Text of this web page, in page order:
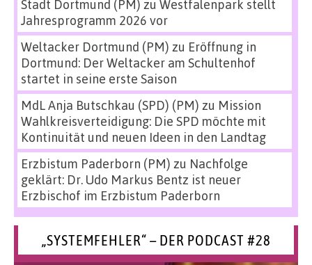
Stadt Dortmund (PM) zu Westfalenpark stellt
Jahresprogramm 2026 vor
Weltacker Dortmund (PM) zu Eröffnung in
Dortmund: Der Weltacker am Schultenhof
startet in seine erste Saison
MdL Anja Butschkau (SPD) (PM) zu Mission
Wahlkreisverteidigung: Die SPD möchte mit
Kontinuität und neuen Ideen in den Landtag
Erzbistum Paderborn (PM) zu Nachfolge
geklärt: Dr. Udo Markus Bentz ist neuer
Erzbischof im Erzbistum Paderborn
„SYSTEMFEHLER“ – DER PODCAST #28